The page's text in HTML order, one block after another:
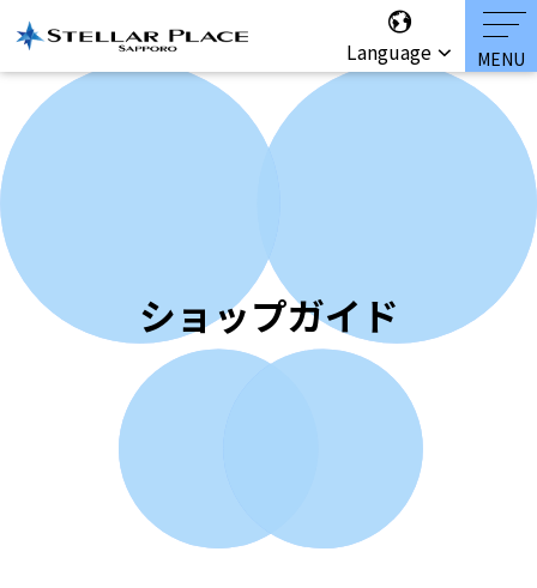
Language
ショップガイド